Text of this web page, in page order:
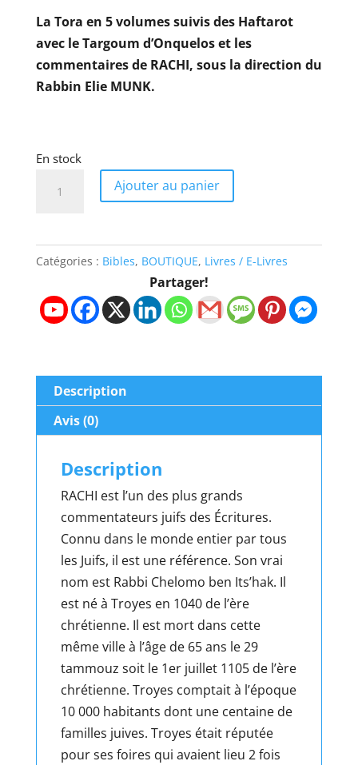
La Tora en 5 volumes suivis des Haftarot
avec le Targoum d’Onquelos et les
commentaires de RACHI, sous la direction du
Rabbin Elie MUNK.
En stock
TORA
-
DEUTÉRONOME
DE
RACHI
Ajouter au panier
Catégories : Bibles, BOUTIQUE, Livres / E-Livres
Partager!
Description
Avis (0)
Description
RACHI est l’un des plus grands
commentateurs juifs des Écritures.
Connu dans le monde entier par tous
les Juifs, il est une référence. Son vrai
nom est Rabbi Chelomo ben Its’hak. Il
est né à Troyes en 1040 de l’ère
chrétienne. Il est mort dans cette
même ville à l’âge de 65 ans le 29
tammouz soit le 1er juillet 1105 de l’ère
chrétienne. Troyes comptait à l’époque
10 000 habitants dont une centaine de
familles juives. Troyes était réputée
pour ses foires qui avaient lieu 2 fois